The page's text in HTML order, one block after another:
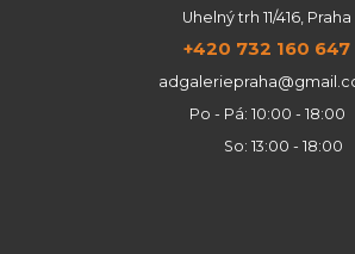
Uhelný trh 11/416, Praha
+420 732 160 647
Po - Pá: 10:00 - 18:00
So: 13:00 - 18:00